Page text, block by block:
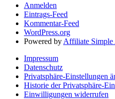
Anmelden
Eintrags-Feed
Kommentar-Feed
WordPress.org
Powered by Affiliate Simple
Impressum
Datenschutz
Privatsphäre-Einstellungen
Historie der Privatsphäre-
Einwilligungen widerrufen